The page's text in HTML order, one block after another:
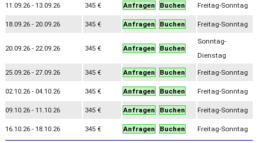
11.09.26 - 13.09.26 345 € Anfragen Buchen Freitag-Sonntag
18.09.26 - 20.09.26 345 € Anfragen Buchen Freitag-Sonntag
20.09.26 - 22.09.26 345 € Anfragen Buchen
Sonntag-
Dienstag
25.09.26 - 27.09.26 345 € Anfragen Buchen Freitag-Sonntag
02.10.26 - 04.10.26 345 € Anfragen Buchen Freitag-Sonntag
09.10.26 - 11.10.26 345 € Anfragen Buchen Freitag-Sonntag
16.10.26 - 18.10.26 345 € Anfragen Buchen Freitag-Sonntag